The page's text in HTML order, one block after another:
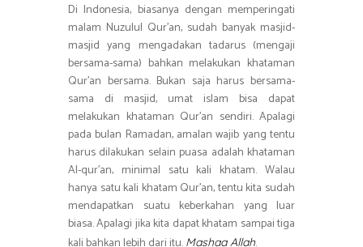
Di Indonesia, biasanya dengan memperingati
malam Nuzulul Qur’an, sudah banyak masjid-
masjid yang mengadakan tadarus (mengaji
bersama-sama) bahkan melakukan khataman
Qur’an bersama. Bukan saja harus bersama-
sama di masjid, umat islam bisa dapat
melakukan khataman Qur’an sendiri. Apalagi
pada bulan Ramadan, amalan wajib yang tentu
harus dilakukan selain puasa adalah khataman
Al-qur’an, minimal satu kali khatam. Walau
hanya satu kali khatam Qur’an, tentu kita sudah
mendapatkan suatu keberkahan yang luar
biasa. Apalagi jika kita dapat khatam sampai tiga
Mashaa Allah